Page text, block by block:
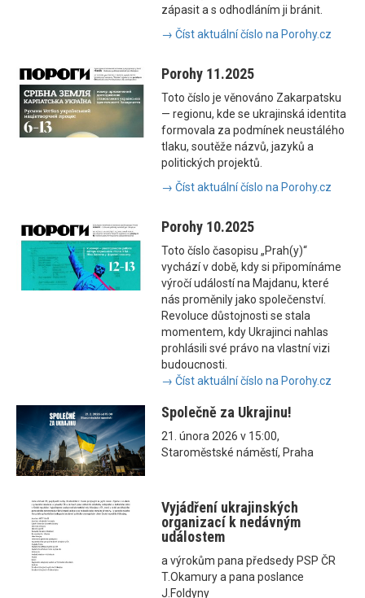
zápasit a s odhodláním ji bránit.
→ Číst aktuální číslo na Porohy.cz
Porohy 11.2025
Toto číslo je věnováno Zakarpatsku
— regionu, kde se ukrajinská identita
formovala za podmínek neustálého
tlaku, soutěže názvů, jazyků a
politických projektů.
→ Číst aktuální číslo na Porohy.cz
Porohy 10.2025
Toto číslo časopisu „Prah(y)“
vychází v době, kdy si připomínáme
výročí událostí na Majdanu, které
nás proměnily jako společenství.
Revoluce důstojnosti se stala
momentem, kdy Ukrajinci nahlas
prohlásili své právo na vlastní vizi
budoucnosti.
→ Číst aktuální číslo na Porohy.cz
Společně za Ukrajinu!
21. února 2026 v 15:00,
Staroměstské náměstí, Praha
Vyjádření ukrajinských
organizací k nedávným
událostem
a výrokům pana předsedy PSP ČR
T.Okamury a pana poslance
J.Foldyny